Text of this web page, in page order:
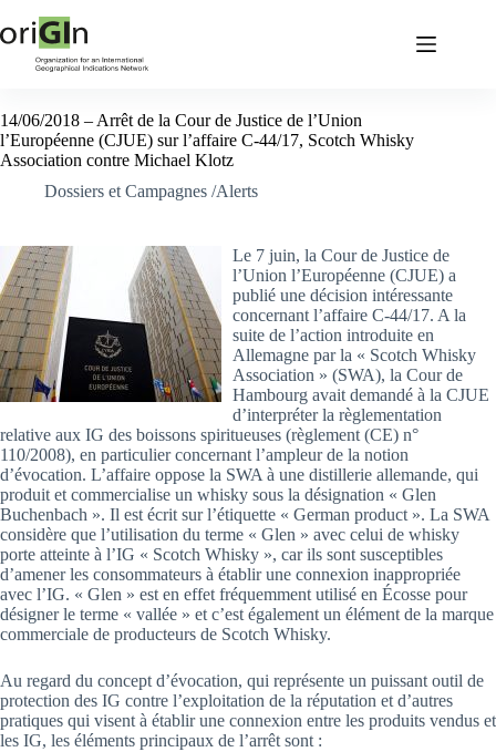
14/06/2018 – Arrêt de la Cour de Justice de l’Union
l’Européenne (CJUE) sur l’affaire C-44/17, Scotch Whisky
Association contre Michael Klotz
Dossiers et Campagnes /Alerts
Le 7 juin, la Cour de Justice de
l’Union l’Européenne (CJUE) a
publié une décision intéressante
concernant l’affaire C-44/17. A la
suite de l’action introduite en
Allemagne par la « Scotch Whisky
Association » (SWA), la Cour de
Hambourg avait demandé à la CJUE
d’interpréter la règlementation
relative aux IG des boissons spiritueuses (règlement (CE) n°
110/2008), en particulier concernant l’ampleur de la notion
d’évocation. L’affaire oppose la SWA à une distillerie allemande, qui
produit et commercialise un whisky sous la désignation « Glen
Buchenbach ». Il est écrit sur l’étiquette « German product ». La SWA
considère que l’utilisation du terme « Glen » avec celui de whisky
porte atteinte à l’IG « Scotch Whisky », car ils sont susceptibles
d’amener les consommateurs à établir une connexion inappropriée
avec l’IG. « Glen » est en effet fréquemment utilisé en Écosse pour
désigner le terme « vallée » et c’est également un élément de la marque
commerciale de producteurs de Scotch Whisky.
Au regard du concept d’évocation, qui représente un puissant outil de
protection des IG contre l’exploitation de la réputation et d’autres
pratiques qui visent à établir une connexion entre les produits vendus et
les IG, les éléments principaux de l’arrêt sont :